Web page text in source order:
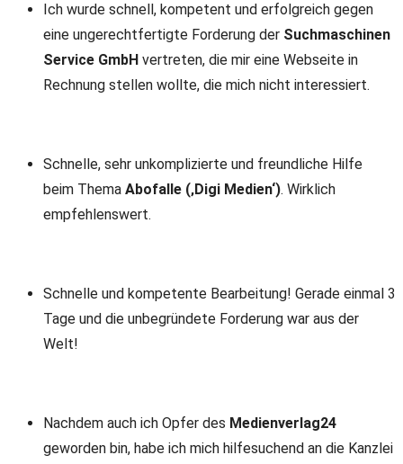
Ich wurde schnell, kompetent und erfolgreich gegen
eine ungerechtfertigte Forderung der Suchmaschinen
Service GmbH vertreten, die mir eine Webseite in
Rechnung stellen wollte, die mich nicht interessiert.
Schnelle, sehr unkomplizierte und freundliche Hilfe
beim Thema Abofalle (‚Digi Medien‘). Wirklich
empfehlenswert.
Schnelle und kompetente Bearbeitung! Gerade einmal 3
Tage und die unbegründete Forderung war aus der
Welt!
Nachdem auch ich Opfer des Medienverlag24
geworden bin, habe ich mich hilfesuchend an die Kanzlei